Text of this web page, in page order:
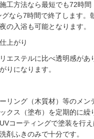
工方法なら最短でも72時間
グなら7時間で終了します。
の入浴も可能となります。
上がり
エステルに比べ透明感があ
りになります。
リング（木質材）等のメン
クス（塗布）を定期的に繰
コーティングで塗装を行
剤ふきのみで十分です。